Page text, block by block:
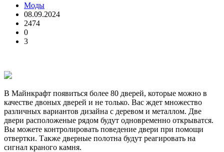
Моды
08.09.2024
2474
0
3
В Майнкрафт появиться более 80 дверей, которые можно в
качестве двоных дверей и не только. Вас ждет множество
различных вариантов дизайна с деревом и металлом. Две
двери расположеные рядом будут одновременно открыватся.
Вы можете контролировать поведение двери при помощи
отвертки. Также дверные полотна будут реагировать на
сигнал краного камня.